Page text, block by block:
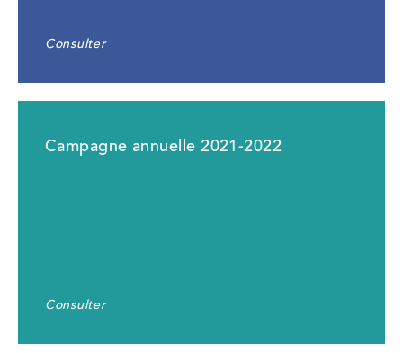
Consulter
Campagne annuelle 2021-2022
Consulter